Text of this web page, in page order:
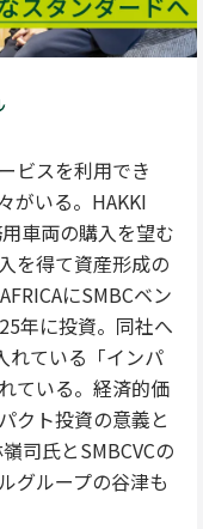
ビスを利用でき
がいる。HAKKI
車両の購入を望む
を得て資産形成の
にSMBCベン
年に投資。同社へ
れている「インパ
ている。経済的価
クト投資の意義と
司氏とSMBCVCの
グループの谷津も